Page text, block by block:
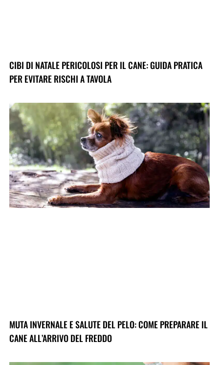
CIBI DI NATALE PERICOLOSI PER IL CANE: GUIDA PRATICA
PER EVITARE RISCHI A TAVOLA
MUTA INVERNALE E SALUTE DEL PELO: COME PREPARARE IL
CANE ALL’ARRIVO DEL FREDDO